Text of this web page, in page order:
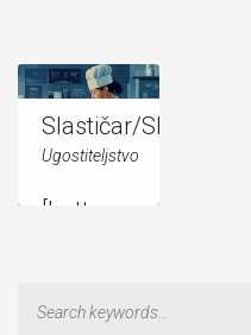
Slastičar/Slastičarka
Ugostiteljstvo
[button
plan i